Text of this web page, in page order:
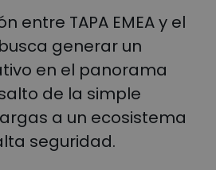
entre TAPA EMEA y el
generar un
en el panorama
de la simple
a un ecosistema
seguridad.